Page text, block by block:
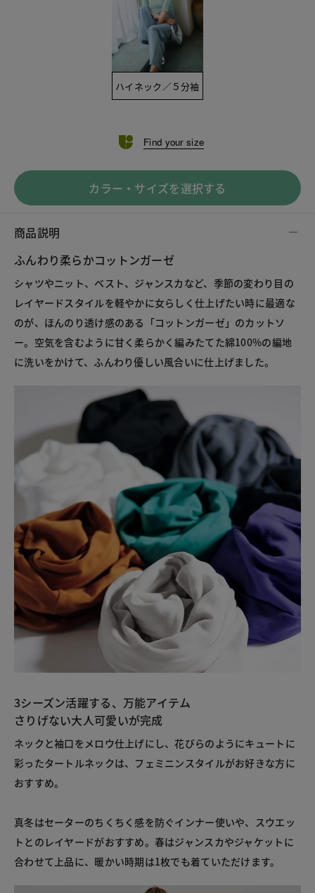
ハイネック／５分袖
Find your size
カラー・サイズを選択する
商品説明
ふんわり柔らかコットンガーゼ
シャツやニット、ベスト、ジャンスカなど、季節の変わり目の
レイヤードスタイルを軽やかに女らしく仕上げたい時に最適な
のが、ほんのり透け感のある「コットンガーゼ」のカットソ
ー。空気を含むように甘く柔らかく編みたてた綿100%の編地
に洗いをかけて、ふんわり優しい風合いに仕上げました。
3シーズン活躍する、万能アイテム
さりげない大人可愛いが完成
ネックと袖口をメロウ仕上げにし、花びらのようにキュートに
彩ったタートルネックは、フェミニンスタイルがお好きな方に
おすすめ。
真冬はセーターのちくちく感を防ぐインナー使いや、スウエッ
トとのレイヤードがおすすめ。春はジャンスカやジャケットに
合わせて上品に、暖かい時期は1枚でも着ていただけます。